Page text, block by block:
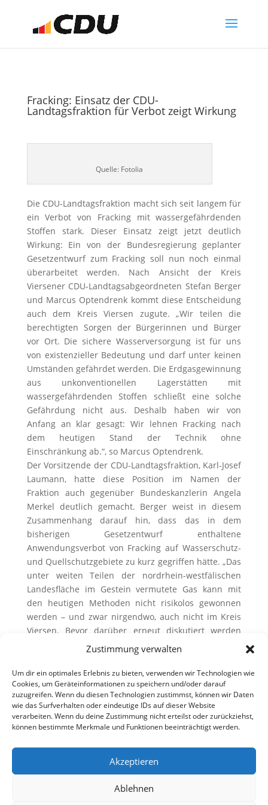
Zustimmung verwalten
Um dir ein optimales Erlebnis zu bieten, verwenden wir Technologien wie
Cookies, um Geräteinformationen zu speichern und/oder darauf
zuzugreifen. Wenn du diesen Technologien zustimmst, können wir Daten
wie das Surfverhalten oder eindeutige IDs auf dieser Website
verarbeiten. Wenn du deine Zustimmung nicht erteilst oder zurückziehst,
können bestimmte Merkmale und Funktionen beeinträchtigt werden.
Akzeptieren
Ablehnen
Fracking: Einsatz der CDU-
Landtagsfraktion für Verbot zeigt Wirkung
Quelle: Fotolia
Die CDU-Landtagsfraktion macht sich seit langem für
ein Verbot von Fracking mit wassergefährdenden
Stoffen stark. Dieser Einsatz zeigt jetzt deutlich
Wirkung: Ein von der Bundesregierung geplanter
Gesetzentwurf zum Fracking soll nun noch einmal
überarbeitet werden. Nach Ansicht der Kreis
Viersener CDU-Landtagsabgeordneten Stefan Berger
und Marcus Optendrenk kommt diese Entscheidung
auch dem Kreis Viersen zugute. „Wir teilen die
berechtigten Sorgen der Bürgerinnen und Bürger
vor Ort. Die sichere Wasserversorgung ist für uns
von existenzieller Bedeutung und darf unter keinen
Umständen gefährdet werden. Die Erdgasgewinnung
aus unkonventionellen Lagerstätten mit
wassergefährdenden Stoffen schließt eine solche
Gefährdung nicht aus. Deshalb haben wir von
Anfang an klar gesagt: Wir lehnen Fracking nach
dem heutigen Stand der Technik ohne
Einschränkung ab.“, so Marcus Optendrenk.
Der Vorsitzende der CDU-Landtagsfraktion, Karl-Josef
Laumann, hatte diese Position im Namen der
Fraktion auch gegenüber Bundeskanzlerin Angela
Merkel deutlich gemacht. Berger weist in diesem
Zusammenhang darauf hin, dass das in dem
bisherigen Gesetzentwurf enthaltene
Anwendungsverbot von Fracking auf Wasserschutz-
und Quellschutzgebiete zu kurz gegriffen hätte. „Das
unter weiten Teilen der nordrhein-westfälischen
Landesfläche im Gestein vermutete Gas kann mit
den heutigen Methoden nicht risikolos gewonnen
werden – und zwar nirgendwo, auch nicht im Kreis
Viersen. Bevor darüber erneut diskutiert werden
kann, müssen zunächst neue Techniken entwickelt
werden, mit denen jegliche Gefährdungen des
Wassers und des Bodens ausgeschlossen werden
können“, sagte Berger.